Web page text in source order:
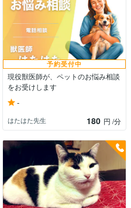
予約受付中
現役獣医師が、ペットのお悩み相談
をお受けします
-
はたはた先生 180 円 /分